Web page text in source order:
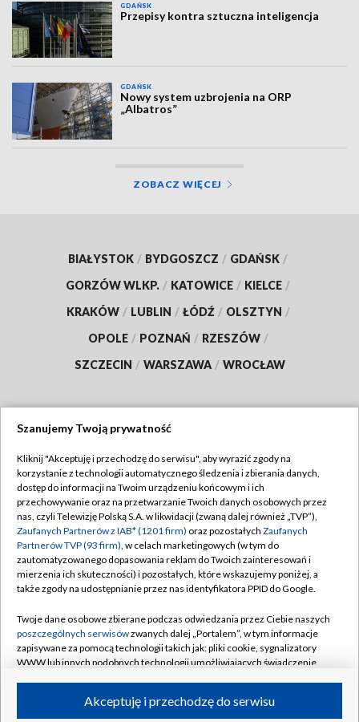
GDAŃSK
Przepisy kontra sztuczna inteligencja
GDAŃSK
Nowy system uzbrojenia na ORP
„Albatros”
ZOBACZ WIĘCEJ
BIAŁYSTOK / BYDGOSZCZ / GDAŃSK /
GORZÓW WLKP. / KATOWICE / KIELCE /
KRAKÓW / LUBLIN / ŁÓDŹ / OLSZTYN /
OPOLE / POZNAŃ / RZESZÓW /
SZCZECIN / WARSZAWA / WROCŁAW
TVP
Abonament TVP
Emisja w TVP
Centrum informacji TVP
Naziemna Telewizja Cyfrowa
Rada Programowa
System NOS
Informacje o nadawcy
Program dla prasy
Regulamin TVP
Polityka prywatności
Moje zgody
Pomoc
Kontakt
Kanały
Szanujemy Twoją prywatność
Kliknij "Akceptuję i przechodzę do serwisu", aby wyrazić zgody na
korzystanie z technologii automatycznego śledzenia i zbierania danych,
dostęp do informacji na Twoim urządzeniu końcowym i ich
przechowywanie oraz na przetwarzanie Twoich danych osobowych przez
nas, czyli Telewizję Polską S.A. w likwidacji (zwaną dalej również „TVP”),
Zaufanych Partnerów z IAB* (1201 firm) oraz pozostałych Zaufanych
Partnerów TVP (93 firm), w celach marketingowych (w tym do
zautomatyzowanego dopasowania reklam do Twoich zainteresowań i
mierzenia ich skuteczności) i pozostałych, które wskazujemy poniżej, a
także zgody na udostępnianie przez nas identyfikatora PPID do Google.
Twoje dane osobowe zbierane podczas odwiedzania przez Ciebie naszych
poszczególnych serwisówzwanych dalej „Portalem”, w tym informacje
zapisywane za pomocą technologii takich jak: pliki cookie, sygnalizatory
WWW lub innych podobnych technologii umożliwiających świadczenie
ruchu w Internecie.Akceptuję i przechodzę do serwisu